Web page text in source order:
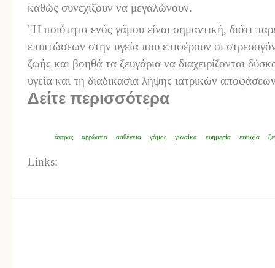
καθώς συνεχίζουν να μεγαλώνουν.
"Η ποιότητα ενός γάμου είναι σημαντική, διότι
επιπτώσεων στην υγεία που επιφέρουν οι
ζωής και βοηθά τα ζευγάρια να διαχειρίζονται
υγεία και τη διαδικασία λήψης ιατρικών
Δείτε περισσότερα
άντρας αρρώστια ασθένεια γάμος γυναίκα ευημερία ευτυχία
Links: